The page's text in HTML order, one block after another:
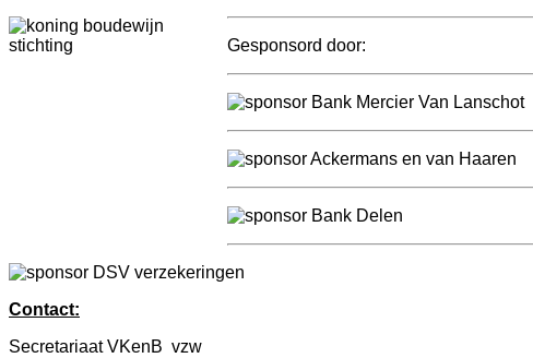
Gesponsord door:
Contact:
Secretariaat VKenB vzw